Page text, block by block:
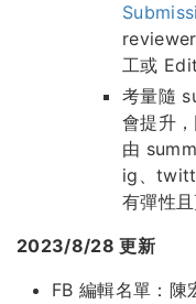
工或
考量隨
會提升
由
ig、
有彈性且
2023/8/28 更新
FB 編輯名單：